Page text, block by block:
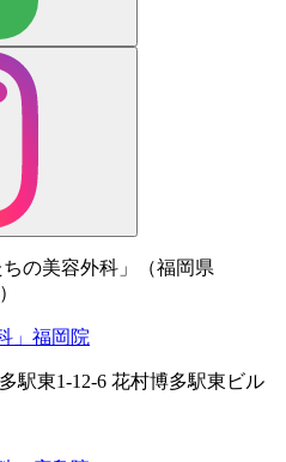
」福岡院
駅東1-12-6 花村博多駅東ビル